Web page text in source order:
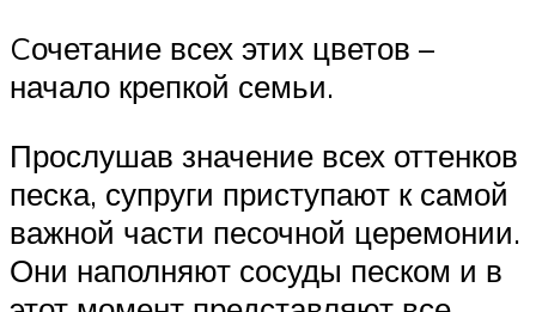
Cочетание всех этих цветов –
начало крепкой семьи.
Прослушав значение всех оттенков
песка, супруги приступают к самой
важной части песочной церемонии.
Они наполняют сосуды песком и в